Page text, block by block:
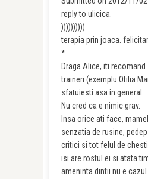
reply to ulicica.
))))))))))
terapia prin joaca.
*
Draga Alice, iti
traineri (exemplu Otilia
sfatuiesti asa in general.
Nu cred ca e nimic grav.
Insa orice ati face,
senzatia de rusine,
critici si tot felul de
isi are rostul ei si atata
ameninta dintii nu e cazul